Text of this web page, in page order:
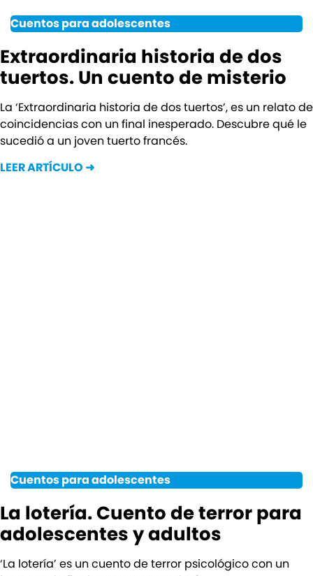
Cuentos para adolescentes
Extraordinaria historia de dos
tuertos. Un cuento de misterio
La ‘Extraordinaria historia de dos tuertos’, es un relato de
coincidencias con un final inesperado. Descubre qué le
sucedió a un joven tuerto francés.
LEER ARTÍCULO ➜
Cuentos para adolescentes
La lotería. Cuento de terror para
adolescentes y adultos
‘La lotería’ es un cuento de terror psicológico con un